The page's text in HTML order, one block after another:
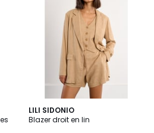
LILI SIDONIO
Blazer droit en lin